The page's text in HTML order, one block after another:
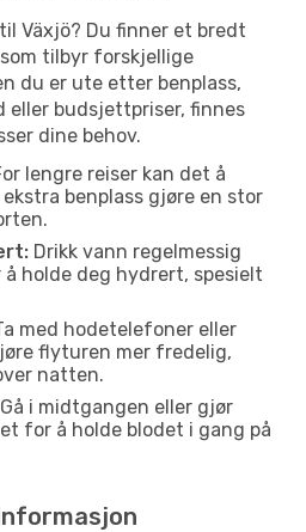
Växjö? Du finner et bredt
tilbyr forskjellige
du er ute etter benplass,
eller budsjettpriser, finnes
dine behov.
lengre reiser kan det å
benplass gjøre en stor
Drikk vann regelmessig
holde deg hydrert, spesielt
med hodetelefoner eller
flyturen mer fredelig,
natten.
Gå i midtgangen eller gjør
for å holde blodet i gang på